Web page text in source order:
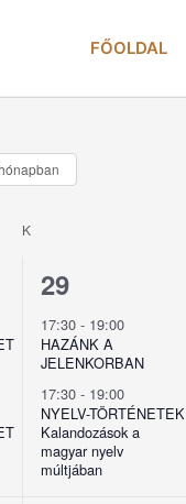
FŐOLDAL
K
2
esemény,
29
17:30 - 19:00
HAZÁNK A
JELENKORBAN
17:30 - 19:00
NYELV-TÖRTÉNETEK
Kalandozások a
magyar nyelv
múltjában